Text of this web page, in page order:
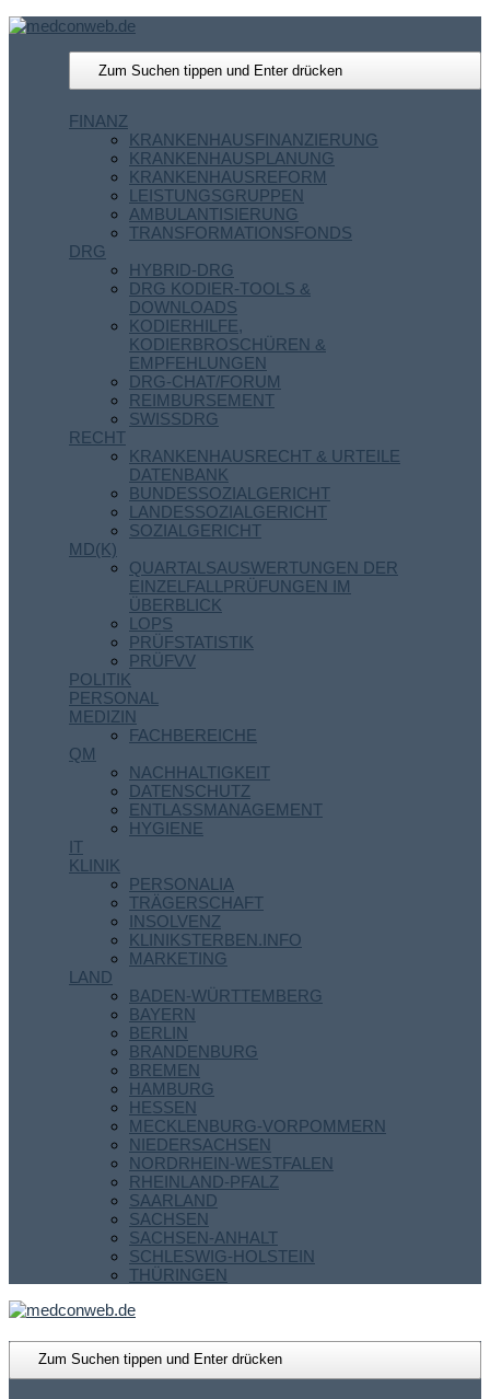
FINANZ
KRANKENHAUSFINANZIERUNG
KRANKENHAUSPLANUNG
KRANKENHAUSREFORM
LEISTUNGSGRUPPEN
AMBULANTISIERUNG
TRANSFORMATIONSFONDS
DRG
HYBRID-DRG
DRG KODIER-TOOLS &
DOWNLOADS
KODIERHILFE,
KODIERBROSCHÜREN &
EMPFEHLUNGEN
DRG-CHAT/FORUM
REIMBURSEMENT
SWISSDRG
RECHT
KRANKENHAUSRECHT & URTEILE
DATENBANK
BUNDESSOZIALGERICHT
LANDESSOZIALGERICHT
SOZIALGERICHT
MD(K)
QUARTALSAUSWERTUNGEN DER
EINZELFALLPRÜFUNGEN IM
ÜBERBLICK
LOPS
PRÜFSTATISTIK
PRÜFVV
POLITIK
PERSONAL
MEDIZIN
FACHBEREICHE
QM
NACHHALTIGKEIT
DATENSCHUTZ
ENTLASSMANAGEMENT
HYGIENE
IT
KLINIK
PERSONALIA
TRÄGERSCHAFT
INSOLVENZ
KLINIKSTERBEN.INFO
MARKETING
LAND
BADEN-WÜRTTEMBERG
BAYERN
BERLIN
BRANDENBURG
BREMEN
HAMBURG
HESSEN
MECKLENBURG-VORPOMMERN
NIEDERSACHSEN
NORDRHEIN-WESTFALEN
RHEINLAND-PFALZ
SAARLAND
SACHSEN
SACHSEN-ANHALT
SCHLESWIG-HOLSTEIN
THÜRINGEN